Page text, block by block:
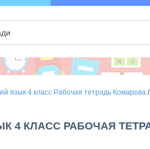
язык 4 класс Рабочая тетрадь Комарова/
4 КЛАСС РАБОЧАЯ